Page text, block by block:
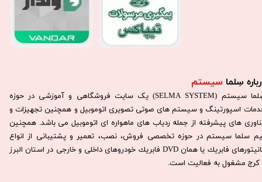
سِلما سیستم​​​​​​​
سِلما سيستم (SELMA SYSTEM) یک سایت فروشگاهی و آموزشی در حوزه
اسپورتینگ و سیستم های صوتی تصویری اتوموبیل و همچنین تجهیزات و
های پیشرفته از جمله ردیاب های ماهواره ای اتوموبیل می باشد. همچنين
سلما سيستم در حوزه تخصصی فروش، نصب، تعمير و پشتيبانی از انواع
مانيتورهای فابريك يا همان DVD فابريك خودروهای داخلی و خارجی در استان البرز
كرج مشغول به فعاليت است.​​​​​​​